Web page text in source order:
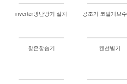
inverter냉난방기 설치 공조기 코일개보
항온항습기 캔선별기